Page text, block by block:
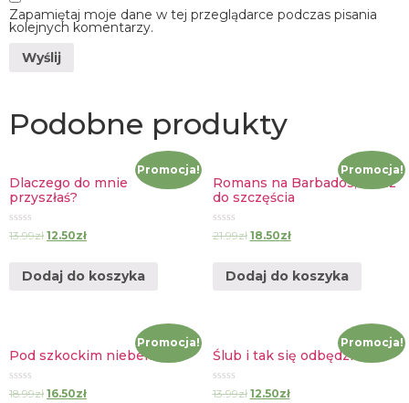
Zapamiętaj moje dane w tej przeglądarce podczas pisania
kolejnych komentarzy.
Podobne produkty
Promocja!
Dlaczego do mnie
przyszłaś?
Oceniono
0
13.99zł 12.50zł
Dodaj do koszyka
Promocja!
Romans na Barbados, Klucz
do szczęścia
Oceniono
0
21.99zł 18.50zł
Dodaj do koszyka
Promocja!
Pod szkockim niebem
Oceniono
18.99zł 16.50zł
Promocja!
Ślub i tak się odbędzie
Oceniono
13.99zł 12.50zł